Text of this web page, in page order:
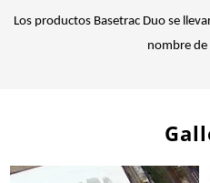
Los productos Basetrac Duo se
nombre de